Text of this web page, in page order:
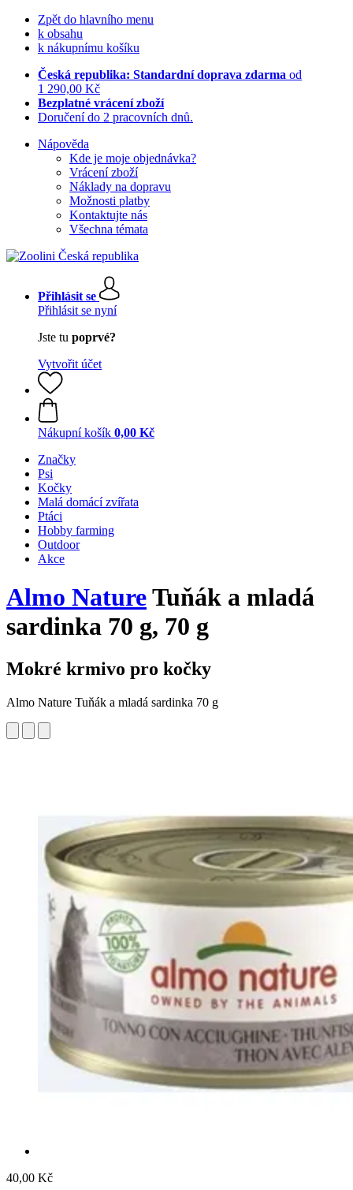
Zpět do hlavního menu
k obsahu
k nákupnímu košíku
Česká republika: Standardní doprava zdarma od
1 290,00 Kč
Bezplatné vrácení zboží
Doručení do 2 pracovních dnů.
Nápověda
Kde je moje objednávka?
Vrácení zboží
Náklady na dopravu
Možnosti platby
Kontaktujte nás
Všechna témata
Přihlásit se
Přihlásit se nyní
Jste tu poprvé?
Vytvořit účet
Nákupní košík 0,00 Kč
Značky
Psi
Kočky
Malá domácí zvířata
Ptáci
Hobby farming
Outdoor
Akce
Almo NatureTuňák a mladá
sardinka 70 g, 70 g
Mokré krmivo pro kočky
Almo Nature Tuňák a mladá sardinka 70 g
40,00 Kč